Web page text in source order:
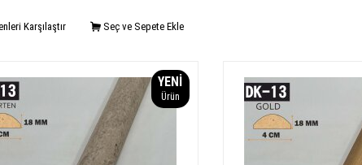
Karşılaştır Seç ve Sepete Ekle
YENI
Ürün